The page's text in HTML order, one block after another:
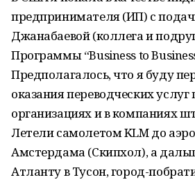
предпринимателя (ИП) с
Джанабаевой (коллега и
Программы “Business to
Предполагалось, что я буду
оказания переводческих
организациях и в компаниях
Летели самолетом KLM до
Амстердама (Скипхол), а
Атланту в Тусон, город-